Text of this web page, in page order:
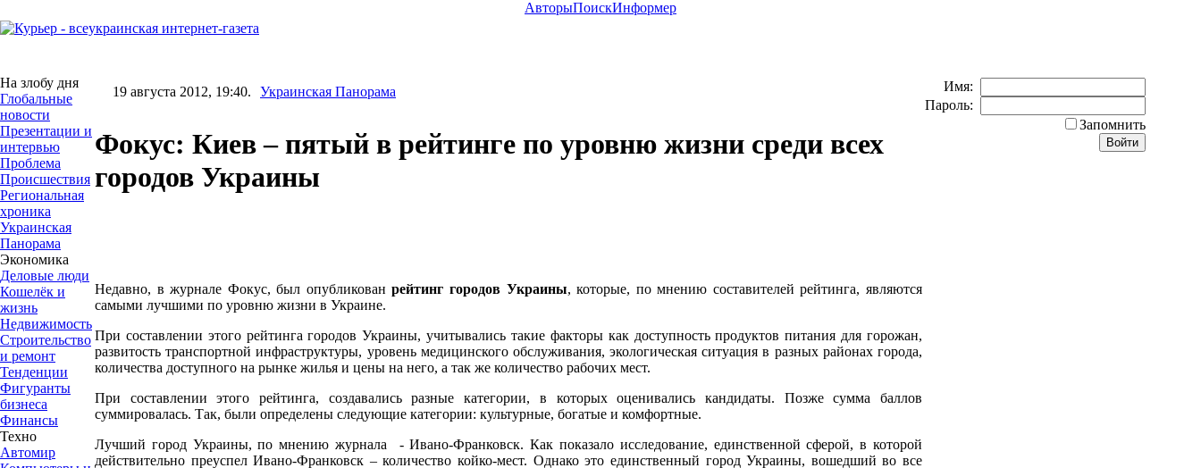
АвторыПоискИнформер
На злобу дня
Глобальные
новости
Презентации и
интервью
Проблема
Происшествия
Региональная
хроника
Украинская
Панорама
Экономика
Деловые люди
Кошелёк и
жизнь
Недвижимость
Строительство
и ремонт
Тенденции
Фигуранты
бизнеса
Финансы
Техно
Автомир
19 августа 2012, 19:40. Украинская Панорама
Фокус: Киев – пятый в рейтинге по уровню жизни среди всех
городов Украины
Недавно, в журнале Фокус, был опубликованрейтинг городов Украины, которые, по мнению составителей рейтинга, являются
самыми лучшими по уровню жизни в Украине.
При составлении этого рейтинга городов Украины, учитывались такие факторы как доступность продуктов питания для горожан,
развитость транспортной инфраструктуры, уровень медицинского обслуживания, экологическая ситуация в разных районах города,
количества доступного на рынке жилья и цены на него, а так же количество рабочих мест.
При составлении этого рейтинга, создавались разные категории, в которых оценивались кандидаты. Позже сумма баллов
суммировалась. Так, были определены следующие категории: культурные, богатые и комфортные.
Лучший город Украины, по мнению журнала - Ивано-Франковск. Как показало исследование, единственной сферой, в которой
действительно преуспел Ивано-Франковск – количество койко-мест. Однако это единственный город Украины, вошедший во все
Имя:
Пароль:
Запомнить